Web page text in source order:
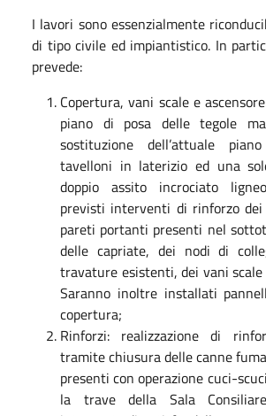
I lavori sono essenzialmente
di tipo civile ed impiantistico. In
prevede:
Copertura, vani scale e
piano di posa delle tegole
sostituzione dell’attuale
tavelloni in laterizio ed una
doppio assito incrociato
previsti interventi di rinforzo
pareti portanti presenti nel
delle capriate, dei nodi di
travature esistenti, dei vani scale
Saranno inoltre installati
copertura;
Rinforzi: realizzazione di
tramite chiusura delle canne
presenti con operazione cuci-
la trave della Sala